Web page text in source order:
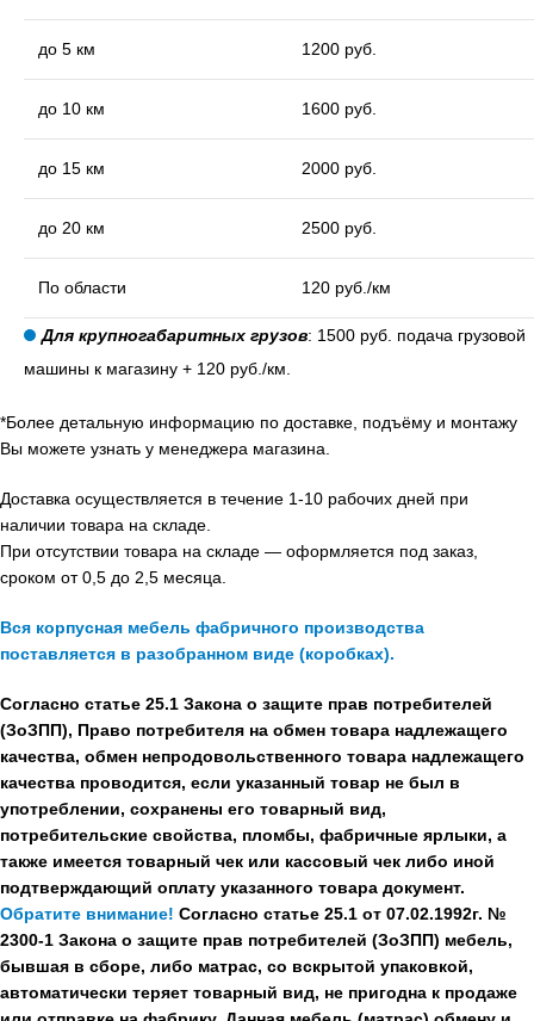
до 5 км 1200 руб.
до 10 км 1600 руб.
до 15 км 2000 руб.
до 20 км 2500 руб.
По области 120 руб./км
Для крупногабаритных грузов: 1500 руб. подача грузовой
машины к магазину + 120 руб./км.
*Более детальную информацию по доставке, подъёму и монтажу
Вы можете узнать у менеджера магазина.
Доставка осуществляется в течение 1-10 рабочих дней при
наличии товара на складе.
При отсутствии товара на складе — оформляется под заказ,
сроком от 0,5 до 2,5 месяца.
Вся корпусная мебель фабричного производства
поставляется в разобранном виде (коробках).
Согласно статье 25.1 Закона о защите прав потребителей
(ЗоЗПП), Право потребителя на обмен товара надлежащего
качества, обмен непродовольственного товара надлежащего
качества проводится, если указанный товар не был в
употреблении, сохранены его товарный вид,
потребительские свойства, пломбы, фабричные ярлыки, а
также имеется товарный чек или кассовый чек либо иной
подтверждающий оплату указанного товара документ.
Обратите внимание! Согласно статье 25.1 от 07.02.1992г. №
2300-1 Закона о защите прав потребителей (ЗоЗПП) мебель,
бывшая в сборе, либо матрас, со вскрытой упаковкой,
автоматически теряет товарный вид, не пригодна к продаже